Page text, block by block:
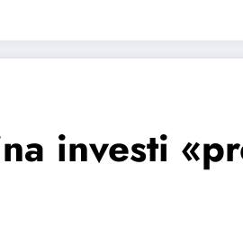
investi